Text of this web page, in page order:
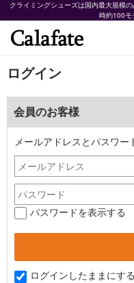
クライミングシューズは国内最大規模
時約100モ
ログイン
会員のお客様
メールアドレスとパスワー
パスワードを表示する
ログインしたままにする